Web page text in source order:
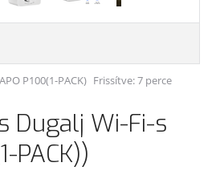
P100(1-PACK) Frissítve: 7 perce
Dugalj Wi-Fi-s
PACK))